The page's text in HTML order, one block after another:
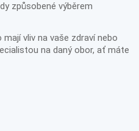
způsobené výběrem
vliv na vaše zdraví nebo
na daný obor, ať máte